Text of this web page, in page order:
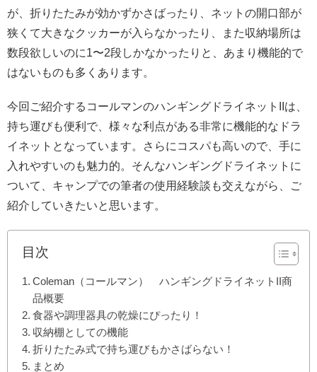
が、折りたたみが効かずかさばったり、ネットの開口部が
狭くて大きなクッカーが入らなかったり、また収納場所は
数段欲しいのに1〜2段しかなかったりと、あまり機能的で
はないものも多くあります。
今回ご紹介するコールマンのハンギングドライネットIIは、
持ち運びも便利で、様々な利点がある非常に機能的なドラ
イネットとなっています。さらにコスパも高いので、手に
入れやすいのも魅力的。そんなハンギングドライネットに
ついて、キャンプでの筆者の使用経験談も交えながら、ご
紹介していきたいと思います。
目次
Coleman（コールマン） ハンギングドライネットII商
品概要
食器や調理器具の乾燥にぴったり！
収納棚としての機能
折りたたみ式で持ち運びもかさばらない！
まとめ